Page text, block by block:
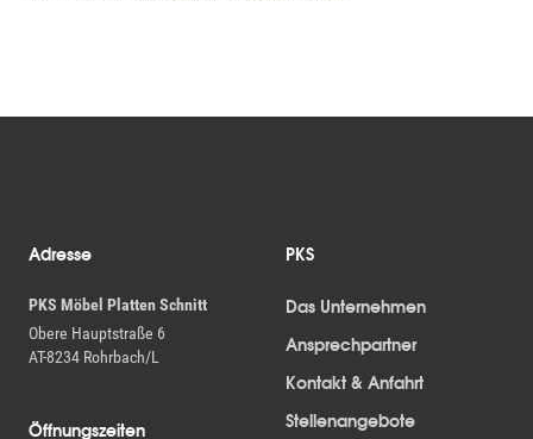
Adresse
PKS Möbel Platten Schnitt
Obere Hauptstraße 6
AT-8234 Rohrbach/L
Öffnungszeiten
PKS
Das Unternehmen
Ansprechpartner
Kontakt & Anfahrt
Stellenangebote